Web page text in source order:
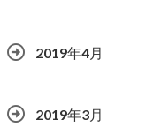
2019年4月
2019年3月